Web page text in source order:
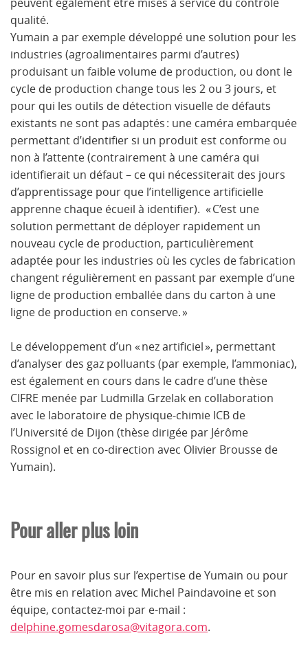
qualité.
Yumain a par exemple développé une solution pour les
industries (agroalimentaires parmi d’autres)
produisant un faible volume de production, ou dont le
cycle de production change tous les 2 ou 3 jours, et
pour qui les outils de détection visuelle de défauts
existants ne sont pas adaptés : une caméra embarquée
permettant d’identifier si un produit est conforme ou
non à l’attente (contrairement à une caméra qui
identifierait un défaut – ce qui nécessiterait des jours
d’apprentissage pour que l’intelligence artificielle
apprenne chaque écueil à identifier). « C’est une
solution permettant de déployer rapidement un
nouveau cycle de production, particulièrement
adaptée pour les industries où les cycles de fabrication
changent régulièrement en passant par exemple d’une
ligne de production emballée dans du carton à une
ligne de production en conserve. »
Le développement d’un « nez artificiel », permettant
d’analyser des gaz polluants (par exemple, l’ammoniac),
est également en cours dans le cadre d’une thèse
CIFRE menée par Ludmilla Grzelak en collaboration
avec le laboratoire de physique-chimie ICB de
l’Université de Dijon (thèse dirigée par Jérôme
Rossignol et en co-direction avec Olivier Brousse de
Yumain).
Pour aller plus loin
Pour en savoir plus sur l’expertise de Yumain ou pour
être mis en relation avec Michel Paindavoine et son
équipe, contactez-moi par e-mail :
delphine.gomesdarosa@vitagora.com.